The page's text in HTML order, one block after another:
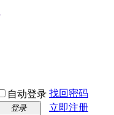
自动登录 找回密码
登录
立即注册